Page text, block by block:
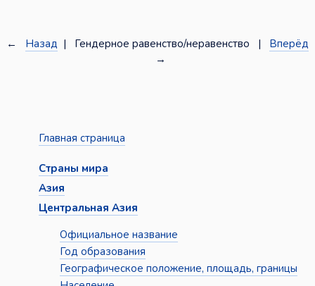
← Назад | Гендерное равенство/неравенство | Вперёд
→
Главная страница
Страны мира
Азия
Центральная Азия
Официальное название
Год образования
Географическое положение, площадь, границы